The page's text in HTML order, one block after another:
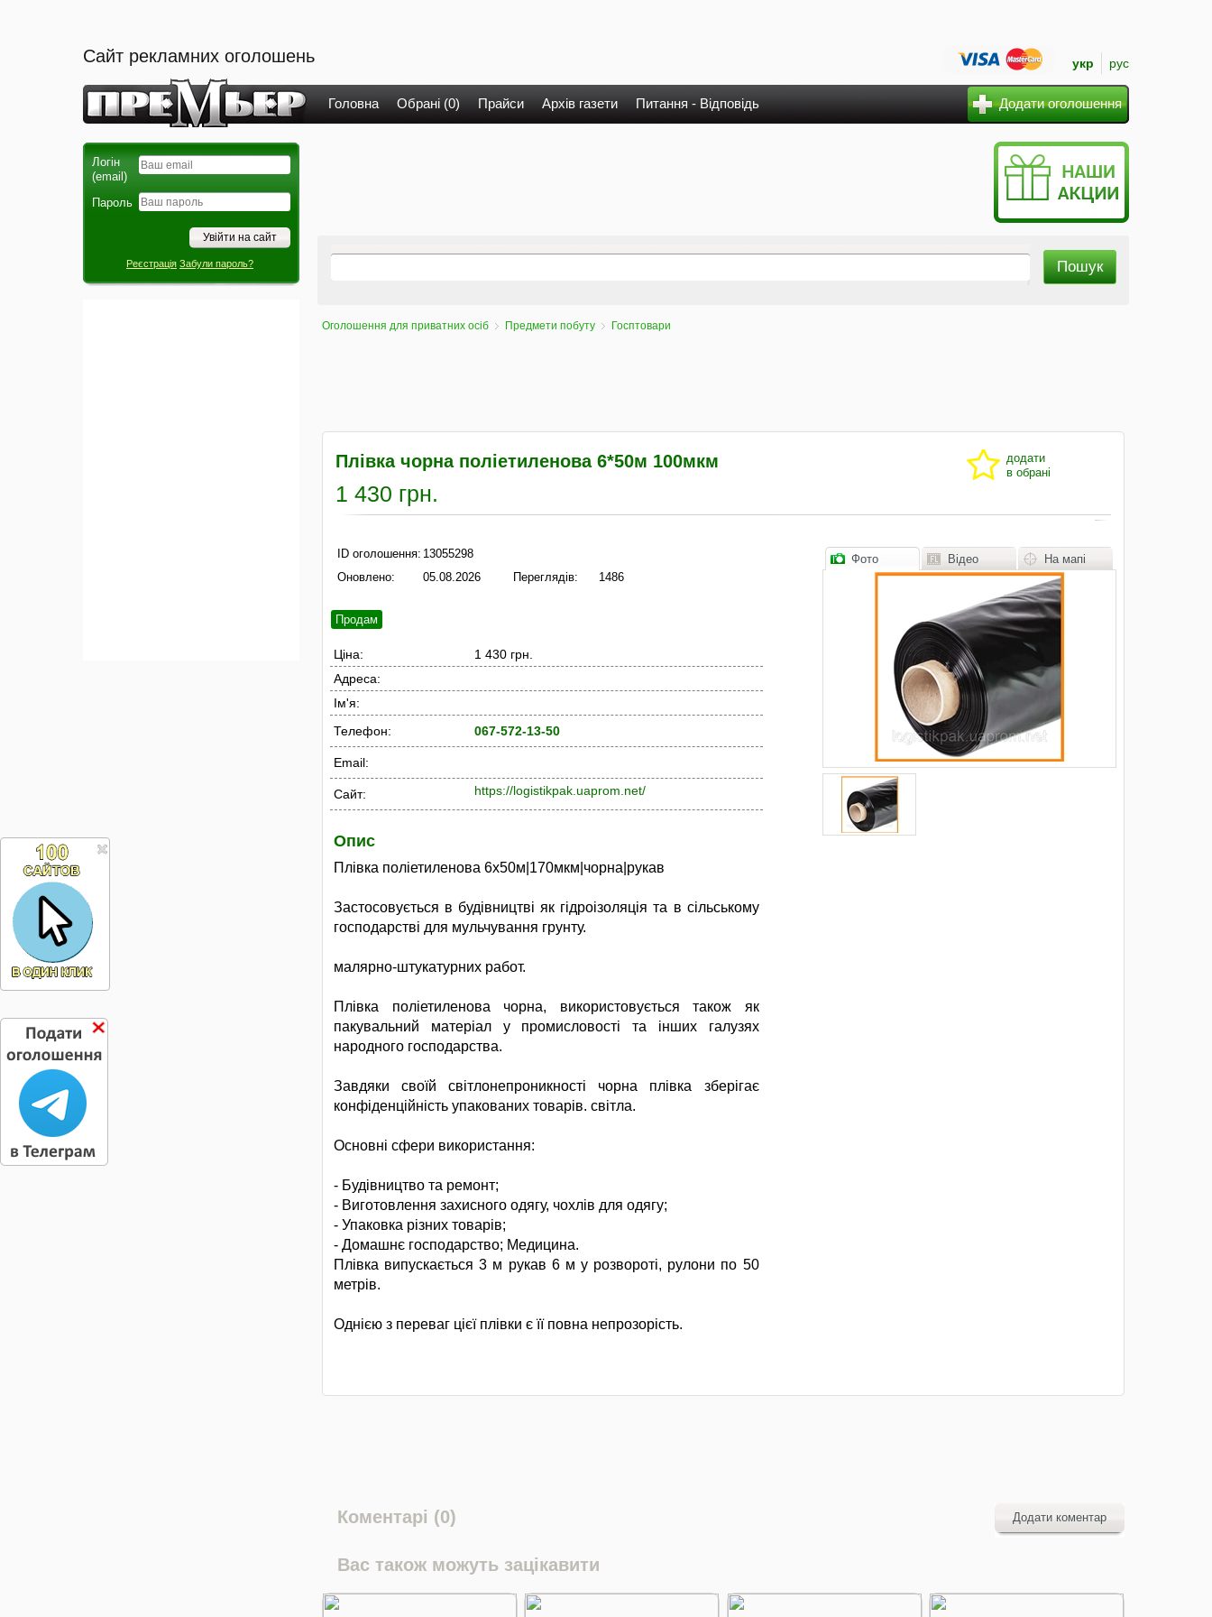
Сайт рекламних оголошень укр рус
Головна Обрані (0) Прайси Архів газети Питання - Відповідь Додати оголошення
Логін
(email)
Пароль
Реєстрація Забули пароль?
Оголошення для приватних осіб Предмети побуту Госптовари
Плівка чорна поліетиленова 6*50м 100мкм
додати
в обрані
1 430 грн.
ID оголошення: 13055298
Оновлено:
05.08.2026 Переглядів: 1486
Продам
Ціна:
1 430 грн.
Адреса:
Ім'я:
Телефон:
067-572-13-50
Email:
Сайт: https://logistikpak.uaprom.net/
Опис
Плівка поліетиленова 6x50м|170мкм|чорна|рукав
Застосовується в будівництві як гідроізоляція та в сільському
господарстві для мульчування грунту.
малярно-штукатурних работ.
Плівка поліетиленова чорна, використовується також як
пакувальний матеріал у промисловості та інших галузях
народного господарства.
Завдяки своїй світлонепроникності чорна плівка зберігає
конфіденційність упакованих товарів. світла.
Основні сфери використання:
- Будівництво та ремонт;
- Виготовлення захисного одягу, чохлів для одягу;
- Упаковка різних товарів;
- Домашнє господарство; Медицина.
Плівка випускається 3 м рукав 6 м у розвороті, рулони по 50
метрів.
Однією з переваг цієї плівки є її повна непрозорість.
Фото Відео На мапі
Коментарі (0) Додати коментар
Вас також можуть зацікавити